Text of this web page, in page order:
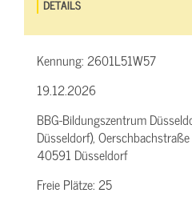
DETAILS
Kennung:2601L51W57
19.12.2026
BBG-Bildungszentrum
Düsseldorf),
40591 Düsseldorf
Freie Plätze:25